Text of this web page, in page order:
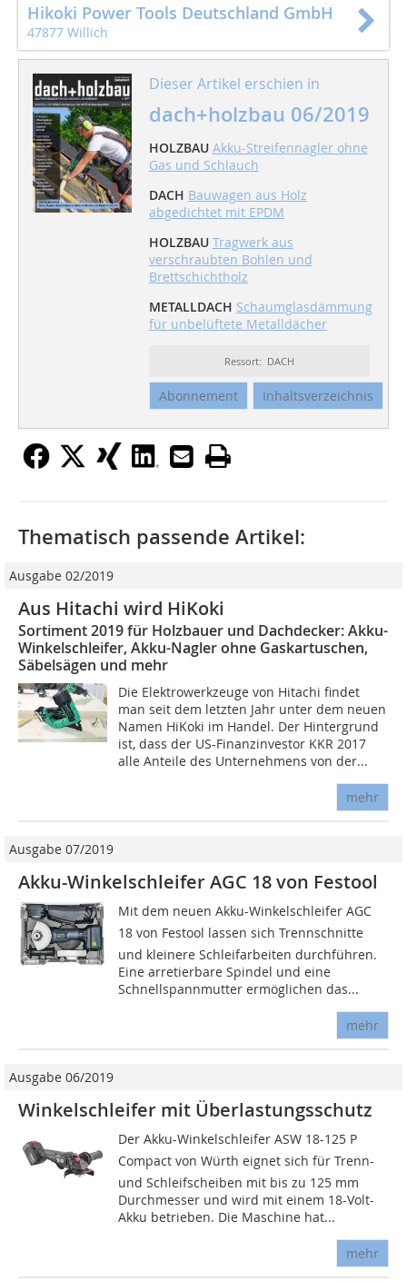
Hikoki Power Tools Deutschland GmbH
47877 Willich
Dieser Artikel erschien in
dach+holzbau 06/2019
HOLZBAU Akku-Streifennagler ohne
Gas und Schlauch
DACH Bauwagen aus Holz
abgedichtet mit EPDM
HOLZBAU Tragwerk aus
verschraubten Bohlen und
Brettschichtholz
METALLDACH Schaumglasdämmung
für unbelüftete Metalldächer
Ressort: DACH
Abonnement Inhaltsverzeichnis
Thematisch passende Artikel:
Ausgabe 02/2019
Aus Hitachi wird HiKoki
Sortiment 2019 für Holzbauer und Dachdecker: Akku-
Winkelschleifer, Akku-Nagler ohne Gaskartuschen,
Säbelsägen und mehr
Die Elektrowerkzeuge von Hitachi findet
man seit dem letzten Jahr unter dem neuen
Namen HiKoki im Handel. Der Hintergrund
ist, dass der US-Finanzinvestor KKR 2017
alle Anteile des Unternehmens von der...
mehr
Ausgabe 07/2019
Akku-Winkelschleifer AGC 18 von Festool
Mit dem neuen Akku-Winkelschleifer AGC
18 von Festool lassen sich Trennschnitte
und kleinere Schleifarbeiten durchführen.
Eine arretierbare Spindel und eine
Schnellspannmutter ermöglichen das...
mehr
Ausgabe 06/2019
Winkelschleifer mit Überlastungsschutz
Der Akku-Winkelschleifer ASW 18-125 P
Compact von Würth eignet sich für Trenn-
und Schleifscheiben mit bis zu 125 mm
Durchmesser und wird mit einem 18-Volt-
Akku betrieben. Die Maschine hat...
mehr